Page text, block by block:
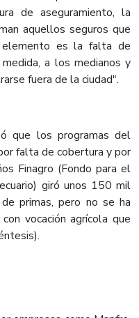
de aseguramiento, la
aquellos seguros que
es la falta de
a los medianos y
fuera de la ciudad".
que los programas del
falta de cobertura y por
Finagro (Fondo para el
giró unos 150 mil
primas, pero no se ha
vocación agrícola que